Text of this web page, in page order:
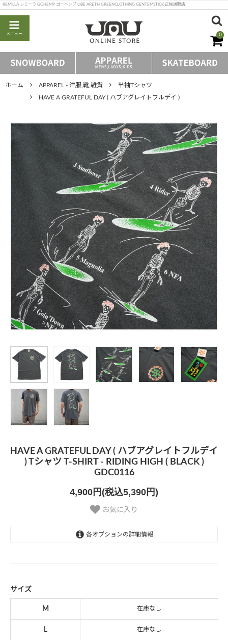
REMILLA レミーラ GOHEMP ゴーヘンプ LIBE ARETH GREENCLOTHING GENTEMSTICK 正規通販店
メニュー 0
ホーム APPAREL - 洋服,靴,雑貨 半袖Tシャツ
HAVE A GRATEFUL DAY ( ハブアグレイトフルデイ )
HAVE A GRATEFUL DAY ( ハブアグレイトフルデイ
) Tシャツ T-SHIRT - RIDING HIGH ( BLACK )
GDC0116
4,900円(税込5,390円)
お気に入り
各オプションの詳細情報
SOLD OUT
サイズ
M 在庫なし
L 在庫なし